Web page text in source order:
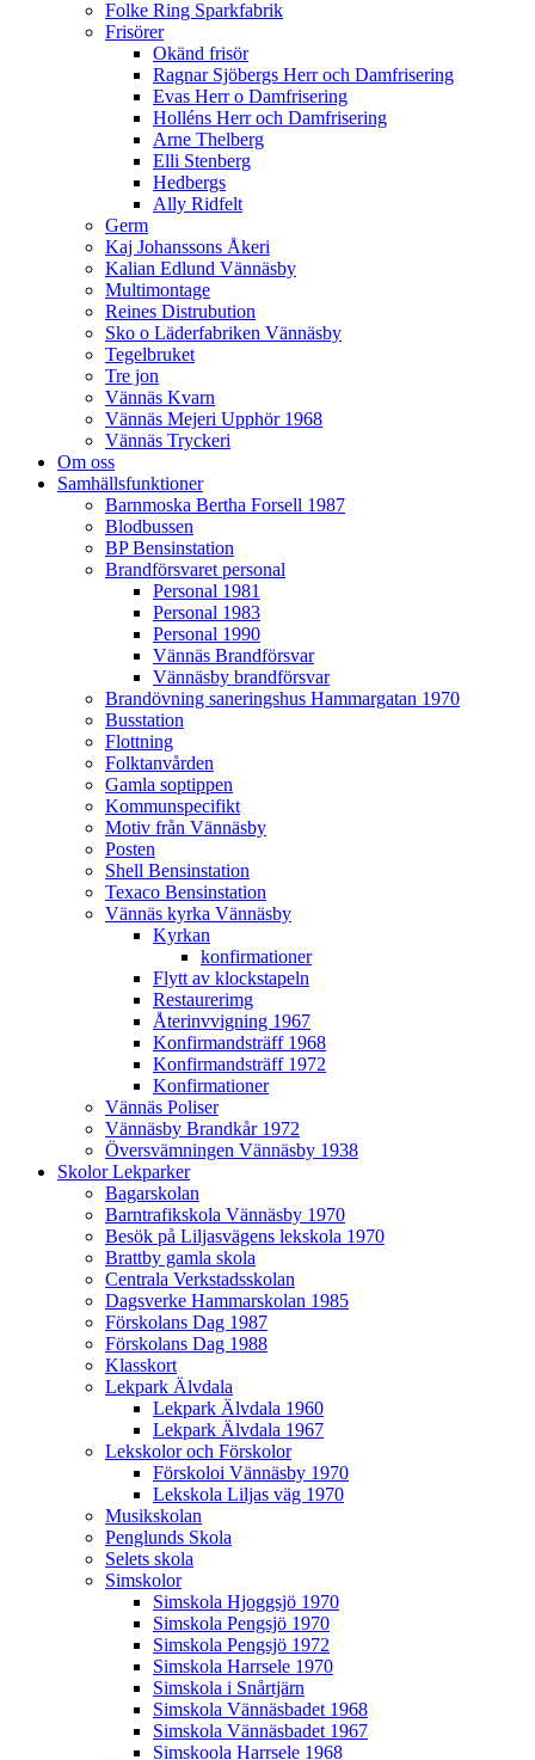
Folke Ring Sparkfabrik
Frisörer
Okänd frisör
Ragnar Sjöbergs Herr och Damfrisering
Evas Herr o Damfrisering
Holléns Herr och Damfrisering
Arne Thelberg
Elli Stenberg
Hedbergs
Ally Ridfelt
Germ
Kaj Johanssons Åkeri
Kalian Edlund Vännäsby
Multimontage
Reines Distrubution
Sko o Läderfabriken Vännäsby
Tegelbruket
Tre jon
Vännäs Kvarn
Vännäs Mejeri Upphör 1968
Vännäs Tryckeri
Om oss
Samhällsfunktioner
Barnmoska Bertha Forsell 1987
Blodbussen
BP Bensinstation
Brandförsvaret personal
Personal 1981
Personal 1983
Personal 1990
Vännäs Brandförsvar
Vännäsby brandförsvar
Brandövning saneringshus Hammargatan 1970
Busstation
Flottning
Folktanvården
Gamla soptippen
Kommunspecifikt
Motiv från Vännäsby
Posten
Shell Bensinstation
Texaco Bensinstation
Vännäs kyrka Vännäsby
Kyrkan
konfirmationer
Flytt av klockstapeln
Restaurerimg
Återinvvigning 1967
Konfirmandsträff 1968
Konfirmandsträff 1972
Konfirmationer
Vännäs Poliser
Vännäsby Brandkår 1972
Översvämningen Vännäsby 1938
Skolor Lekparker
Bagarskolan
Barntrafikskola Vännäsby 1970
Besök på Liljasvägens lekskola 1970
Brattby gamla skola
Centrala Verkstadsskolan
Dagsverke Hammarskolan 1985
Förskolans Dag 1987
Förskolans Dag 1988
Klasskort
Lekpark Älvdala
Lekpark Älvdala 1960
Lekpark Älvdala 1967
Lekskolor och Förskolor
Förskoloi Vännäsby 1970
Lekskola Liljas väg 1970
Musikskolan
Penglunds Skola
Selets skola
Simskolor
Simskola Hjoggsjö 1970
Simskola Pengsjö 1970
Simskola Pengsjö 1972
Simskola Harrsele 1970
Simskola i Snårtjärn
Simskola Vännäsbadet 1968
Simskola Vännäsbadet 1967
Simskoola Harrsele 1968